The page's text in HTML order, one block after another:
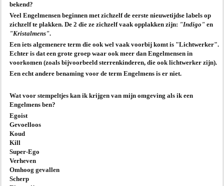
AGENDA
PRAKTIJK
bekend?
Veel Engelmensen beginnen met zichzelf de eerste nieuwetijdse labels op
zichzelf te plakken. De 2 die ze zichzelf vaak opplakken zijn: "Indigo" en
"Kristalmens".
Een iets algemenere term die ook wel vaak voorbij komt is "Lichtwerker".
Echter is dat een grote groep waar ook meer dan Engelmensen in
voorkomen (zoals bijvoorbeeld sterrenkinderen, die ook lichtwerker zijn).
Een echt andere benaming voor de term Engelmens is er niet.
Wat voor stempeltjes kan ik krijgen van mijn omgeving als ik een
Engelmens ben?
Egoist
Gevoelloos
Koud
Kill
Super-Ego
Verheven
Omhoog gevallen
Scherp